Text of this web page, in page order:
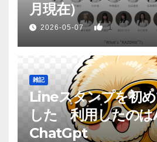
月現在）
2026-05-07 1
雑記
Lineスタンプを初
した 利用したのは
ChatGpt